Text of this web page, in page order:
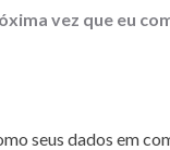
vez que eu
seus dados em